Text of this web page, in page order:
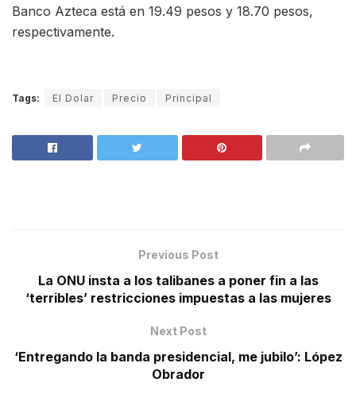
Banco Azteca está en 19.49 pesos y 18.70 pesos,
respectivamente.
Tags: El Dolar Precio Principal
Previous Post
La ONU insta a los talibanes a poner fin a las
‘terribles’ restricciones impuestas a las mujeres
Next Post
‘Entregando la banda presidencial, me jubilo’: López
Obrador